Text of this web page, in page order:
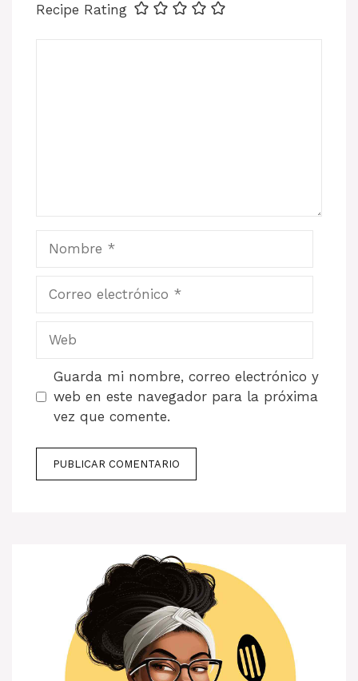
Recipe Rating
Nombre
Guarda mi nombre, correo electrónico y
web en este navegador para la próxima
vez que comente.